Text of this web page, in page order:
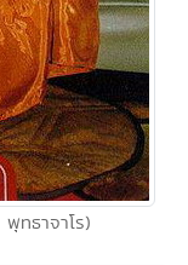
ทธาจาโร)